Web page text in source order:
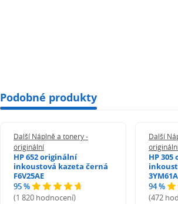
Podobné produkty
Další Náplně a tonery -
originální
HP 652 originální
inkoustová kazeta černá
F6V25AE
95 %
(1 820 hodnocení)
Další
HP
94 %
(472